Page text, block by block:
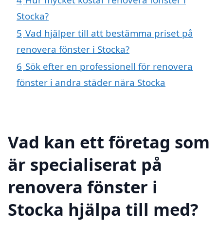
Stocka?
5 Vad hjälper till att bestämma priset på
renovera fönster i Stocka?
6 Sök efter en professionell för renovera
fönster i andra städer nära Stocka
Vad kan ett företag som
är specialiserat på
renovera fönster i
Stocka hjälpa till med?